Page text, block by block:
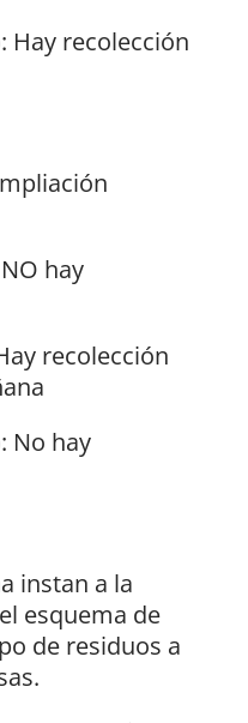
Hay recolección
hay
recolección
No hay
instan a la
esquema de
de residuos a